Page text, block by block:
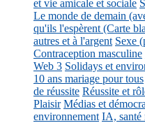
et vie amicale et sociale
Le monde de demain
qu'ils l'espèrent (Carte
autres et à l'argent Sexe
Contraception masculine
Web 3 Solidays et
10 ans mariage pour tous
de réussite Réussite et
Plaisir Médias et
environnement IA, santé